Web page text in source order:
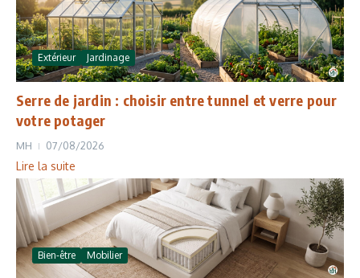
Extérieur Jardinage
Serre de jardin : choisir entre tunnel et verre pour
votre potager
MH 07/08/2026
Lire la suite
Bien-être Mobilier